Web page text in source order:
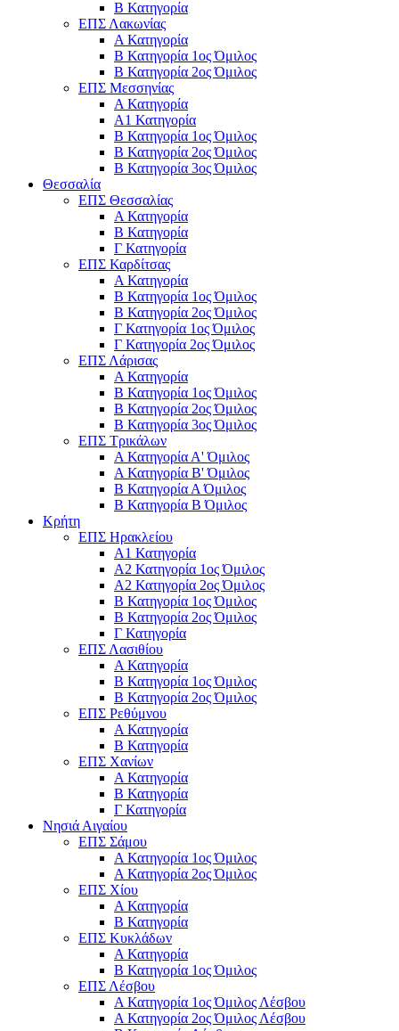
Β Κατηγορία
ΕΠΣ Λακωνίας
Α Κατηγορία
Β Κατηγορία 1ος Όμιλος
Β Κατηγορία 2ος Όμιλος
ΕΠΣ Μεσσηνίας
Α Κατηγορία
Α1 Κατηγορία
Β Κατηγορία 1ος Όμιλος
Β Κατηγορία 2ος Όμιλος
Β Κατηγορία 3ος Όμιλος
Θεσσαλία
ΕΠΣ Θεσσαλίας
Α Κατηγορία
Β Κατηγορία
Γ Κατηγορία
ΕΠΣ Καρδίτσας
Α Κατηγορία
Β Κατηγορία 1ος Όμιλος
Β Κατηγορία 2ος Όμιλος
Γ Κατηγορία 1ος Όμιλος
Γ Κατηγορία 2ος Όμιλος
ΕΠΣ Λάρισας
Α Κατηγορία
Β Κατηγορία 1ος Όμιλος
Β Κατηγορία 2ος Όμιλος
Β Κατηγορία 3ος Όμιλος
ΕΠΣ Τρικάλων
Α Κατηγορία Α' Όμιλος
Α Κατηγορία Β' Όμιλος
Β Κατηγορία Α Όμιλος
Β Κατηγορία Β Όμιλος
Κρήτη
ΕΠΣ Ηρακλείου
Α1 Κατηγορία
Α2 Κατηγορία 1ος Όμιλος
Α2 Κατηγορία 2ος Όμιλος
Β Κατηγορία 1ος Όμιλος
Β Κατηγορία 2ος Όμιλος
Γ Κατηγορία
ΕΠΣ Λασιθίου
Α Κατηγορία
Β Κατηγορία 1ος Όμιλος
Β Κατηγορία 2ος Όμιλος
ΕΠΣ Ρεθύμνου
Α Κατηγορία
Β Κατηγορία
ΕΠΣ Χανίων
Α Κατηγορία
Β Κατηγορία
Γ Κατηγορία
Νησιά Αιγαίου
ΕΠΣ Σάμου
Α Κατηγορία 1ος Όμιλος
Α Κατηγορία 2ος Όμιλος
ΕΠΣ Χίου
Α Κατηγορία
Β Κατηγορία
ΕΠΣ Κυκλάδων
Α Κατηγορία
Β Κατηγορία 1ος Όμιλος
ΕΠΣ Λέσβου
Α Κατηγορία 1ος Όμιλος Λέσβου
Α Κατηγορία 2ος Όμιλος Λέσβου